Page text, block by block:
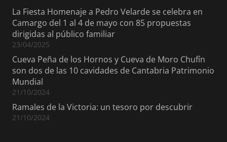
La Fiesta Homenaje a Pedro Velarde se celebra en
Camargo del 1 al 4 de mayo con 85 propuestas
dirigidas al público familiar
23/04/2025
Cueva Peña de los Hornos y Cueva de Moro Chufín
son dos de las 10 cavidades de Cantabria Patrimonio
Mundial
21/10/2024
Ramales de la Victoria: un tesoro por descubrir
21/10/2024